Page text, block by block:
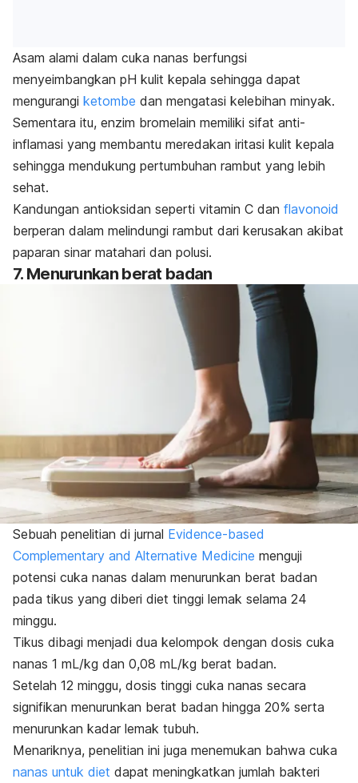
Asam alami dalam cuka nanas berfungsi
menyeimbangkan pH kulit kepala sehingga dapat
mengurangi ketombe dan mengatasi kelebihan minyak.
Sementara itu, enzim bromelain memiliki sifat anti-
inflamasi yang membantu meredakan iritasi kulit kepala
sehingga mendukung pertumbuhan rambut yang lebih
sehat.
Kandungan antioksidan seperti vitamin C dan flavonoid
berperan dalam melindungi rambut dari kerusakan akibat
paparan sinar matahari dan polusi.
7. Menurunkan berat badan
Sebuah penelitian di jurnal Evidence-based
Complementary and Alternative Medicine menguji
potensi cuka nanas dalam menurunkan berat badan
pada tikus yang diberi diet tinggi lemak selama 24
minggu.
Tikus dibagi menjadi dua kelompok dengan dosis cuka
nanas 1 mL/kg dan 0,08 mL/kg berat badan.
Setelah 12 minggu, dosis tinggi cuka nanas secara
signifikan menurunkan berat badan hingga 20% serta
menurunkan kadar lemak tubuh.
Menariknya, penelitian ini juga menemukan bahwa cuka
nanas untuk diet dapat meningkatkan jumlah bakteri